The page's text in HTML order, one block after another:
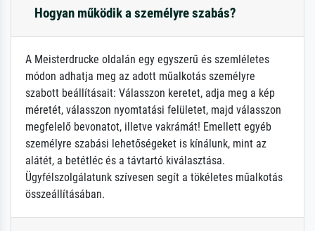
Hogyan működik a személyre szabás?
A Meisterdrucke oldalán egy egyszerű és szemléletes
módon adhatja meg az adott műalkotás személyre
szabott beállításait: Válasszon keretet, adja meg a kép
méretét, válasszon nyomtatási felületet, majd válasszon
megfelelő bevonatot, illetve vakrámát! Emellett egyéb
személyre szabási lehetőségeket is kínálunk, mint az
alátét, a betétléc és a távtartó kiválasztása.
Ügyfélszolgálatunk szívesen segít a tökéletes műalkotás
összeállításában.